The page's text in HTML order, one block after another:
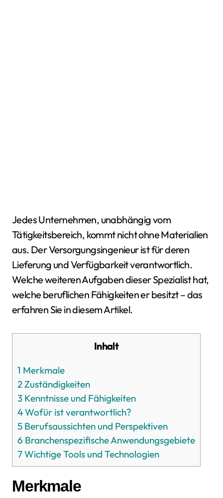
Jedes Unternehmen, unabhängig vom
Tätigkeitsbereich, kommt nicht ohne Materialien
aus. Der Versorgungsingenieur ist für deren
Lieferung und Verfügbarkeit verantwortlich.
Welche weiteren Aufgaben dieser Spezialist hat,
welche beruflichen Fähigkeiten er besitzt – das
erfahren Sie in diesem Artikel.
Inhalt
1 Merkmale
2Zuständigkeiten
3 Kenntnisse und Fähigkeiten
4Wofür ist verantwortlich?
5 Berufsaussichten und Perspektiven
6 Branchenspezifische Anwendungsgebiete
7Wichtige Tools und Technologien
Merkmale